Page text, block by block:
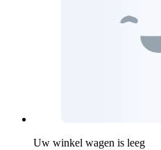
Uw winkel wagen is leeg